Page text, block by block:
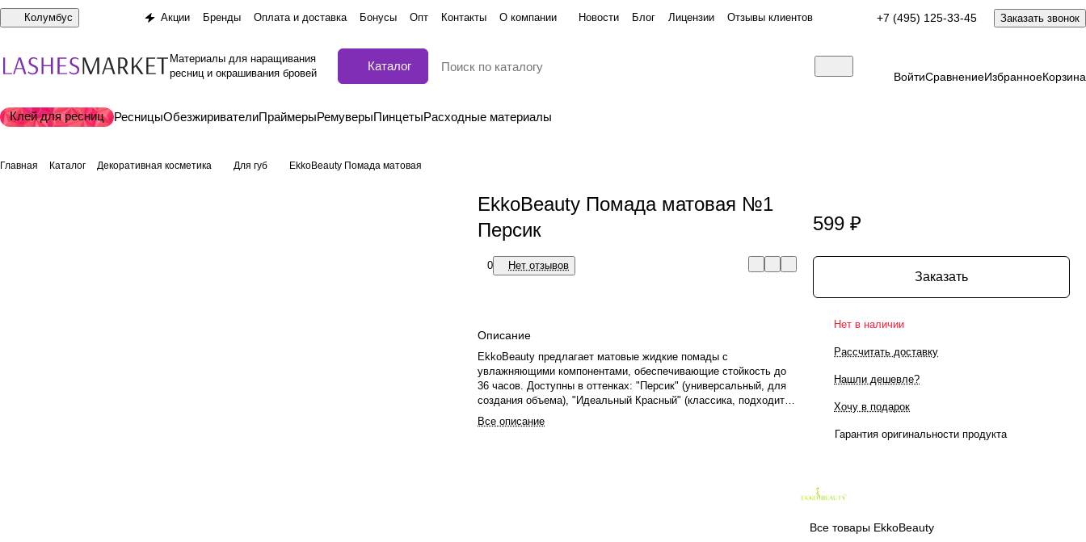
Колумбус Акции Бренды Оплата и доставка Бонусы Опт Контакты О компании Новости Блог Лицензии Отзывы клиентов +7 (495) 125-33-45 Заказать звонок
Материалы для наращивания
ресниц и окрашивания бровей
Каталог
ВойтиСравнениеИзбранноеКорзина
Клей для ресниц РесницыОбезжиривателиПраймерыРемуверыПинцетыРасходные материалы
Главная Каталог Декоративная косметика Для губ EkkoBeauty Помада матовая
EkkoBeauty Помада матовая №1
Персик
0 Нет отзывов
Описание
EkkoBeauty предлагает матовые жидкие помады с
увлажняющими компонентами, обеспечивающие стойкость до
36 часов. Доступны в оттенках: "Персик" (универсальный, для
создания объема), "Идеальный Красный" (классика, подходит
всем), "Малиновый Сорбет" (кокетливый), "Пыльная Роза"
(элегантный, для офиса и свиданий) и "Розовый жемчуг".
Все описание
599 ₽
Заказать
Нет в наличии
Рассчитать доставку
Нашли дешевле?
Хочу в подарок
Гарантия оригинальности продукта
Все товары EkkoBeauty